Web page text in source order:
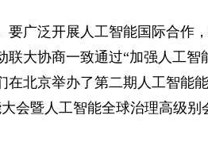
广泛开展人工智能国际合作
大协商一致通过“加强人工智
北京举办了第二期人工智能
会暨人工智能全球治理高级别